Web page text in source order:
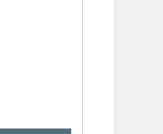
Nähe.